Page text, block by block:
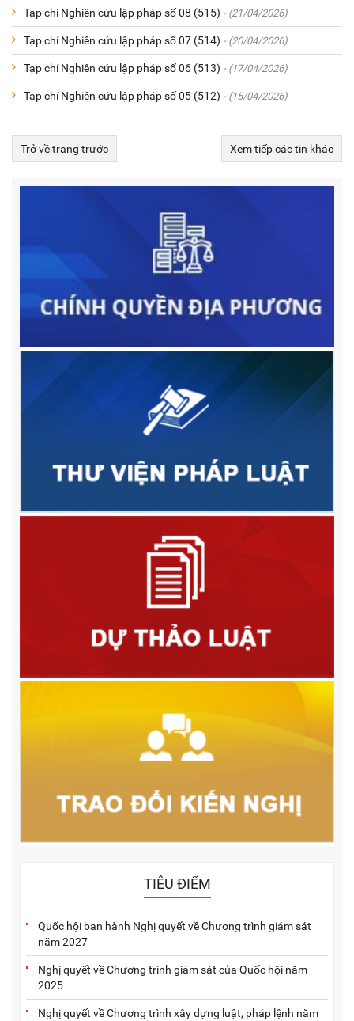
Tạp chí Nghiên cứu lập pháp số 08 (515) - (21/04/2026)
Tạp chí Nghiên cứu lập pháp số 07 (514) - (20/04/2026)
Tạp chí Nghiên cứu lập pháp số 06 (513) - (17/04/2026)
Tạp chí Nghiên cứu lập pháp số 05 (512) - (15/04/2026)
Trở về trang trước Xem tiếp các tin khác
TIÊU ĐIỂM
Quốc hội ban hành Nghị quyết về Chương trình giám sát
năm 2027
Nghị quyết về Chương trình giám sát của Quốc hội năm
2025
Nghị quyết về Chương trình xây dựng luật, pháp lệnh năm